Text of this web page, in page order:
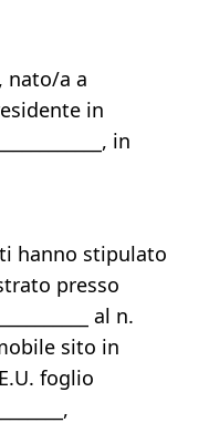
nato/a a
residente in
in
hanno stipulato
presso
al n.
sito in
foglio